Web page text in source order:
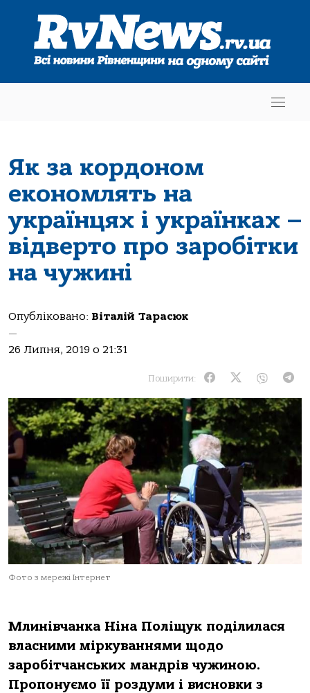
Як за кордоном
економлять на
українцях і українках –
відверто про заробітки
на чужині
Опубліковано: Віталій Тарасюк
—
26 Липня, 2019 о 21:31
Поширити:
Фото з мережі Інтернет
Млинівчанка Ніна Поліщук поділилася
власними міркуваннями щодо
заробітчанських мандрів чужиною.
Пропонуємо її роздуми і висновки з